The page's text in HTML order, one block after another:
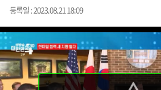
등록일 : 2023.08.21 18:09